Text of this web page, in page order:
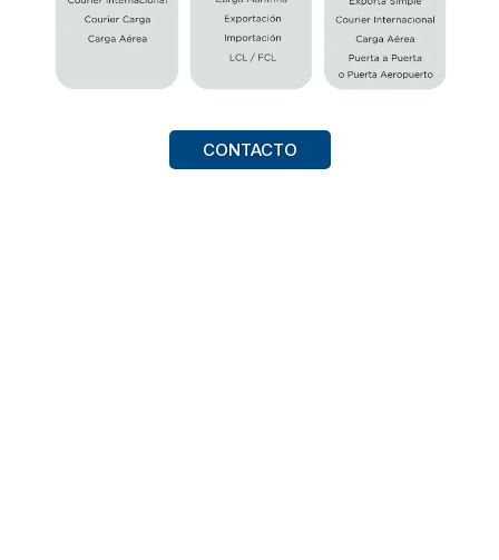
CONTACTO